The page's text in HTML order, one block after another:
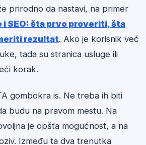
prirodno da nastavi, na primer
i SEO: šta prvo proveriti, šta
rezultat. Ako je korisnik već
tada su stranica usluge ili
korak.
gombokra is. Ne treba ih biti
budu na pravom mestu. Na
je opšta mogućnost, a na
Između ta dva trenutka